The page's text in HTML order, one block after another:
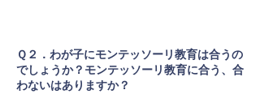
Ｑ２．わが子にモンテッソーリ教育は合うの
でしょうか？モンテッソーリ教育に合う、合
わないはありますか？